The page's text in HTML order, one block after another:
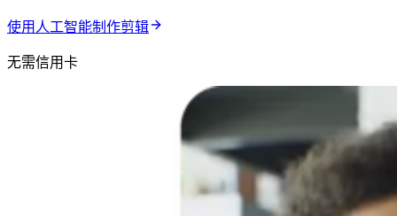
使用人工智能制作剪辑
无需信用卡